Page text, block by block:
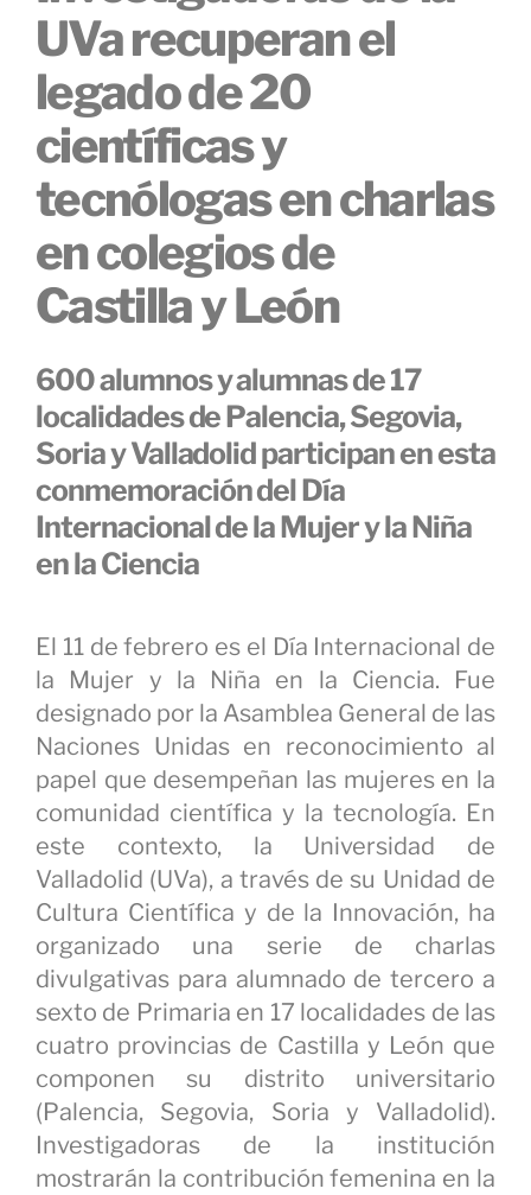
UVa recuperan el
legado de 20
científicas y
tecnólogas en charlas
en colegios de
Castilla y León
600 alumnos y alumnas de 17
localidades de Palencia, Segovia,
Soria y Valladolid participan en esta
conmemoración del Día
Internacional de la Mujer y la Niña
en la Ciencia
El 11 de febrero es el Día Internacional de
la Mujer y la Niña en la Ciencia. Fue
designado por la Asamblea General de las
Naciones Unidas en reconocimiento al
papel que desempeñan las mujeres en la
comunidad científica y la tecnología. En
este contexto, la Universidad de
Valladolid (UVa), a través de su Unidad de
Cultura Científica y de la Innovación, ha
organizado una serie de charlas
divulgativas para alumnado de tercero a
sexto de Primaria en 17 localidades de las
cuatro provincias de Castilla y León que
componen su distrito universitario
(Palencia, Segovia, Soria y Valladolid).
Investigadoras de la institución
mostrarán la contribución femenina en la